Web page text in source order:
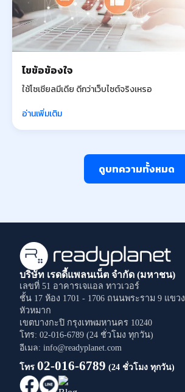
ไขข้อข้องใจ
ใช้โซเชียลมีเดีย ดีกว่าเว็บไซต์จริงเหรอ
อ่านเพิ่มเติม
ดูบทความทั้งหมด
บริษัท เรดดี้แพลนเน็ต จำกัด (มหาชน)
เลขที่ 51 อาคารเจแอล ทาวเวอร์
ชั้น 17 ห้อง 1701 - 1706 ถนนพระราม 9 แขวง
หัวหมาก
เขตบางกะปิ กรุงเทพมหานคร 10240
โทร: 02-016-6789 (24 ชั่วโมง ทุกวัน)
อีเมล: info@readyplanet.com
โทร 02-016-6789 (24 ชั่วโมง ทุกวัน)